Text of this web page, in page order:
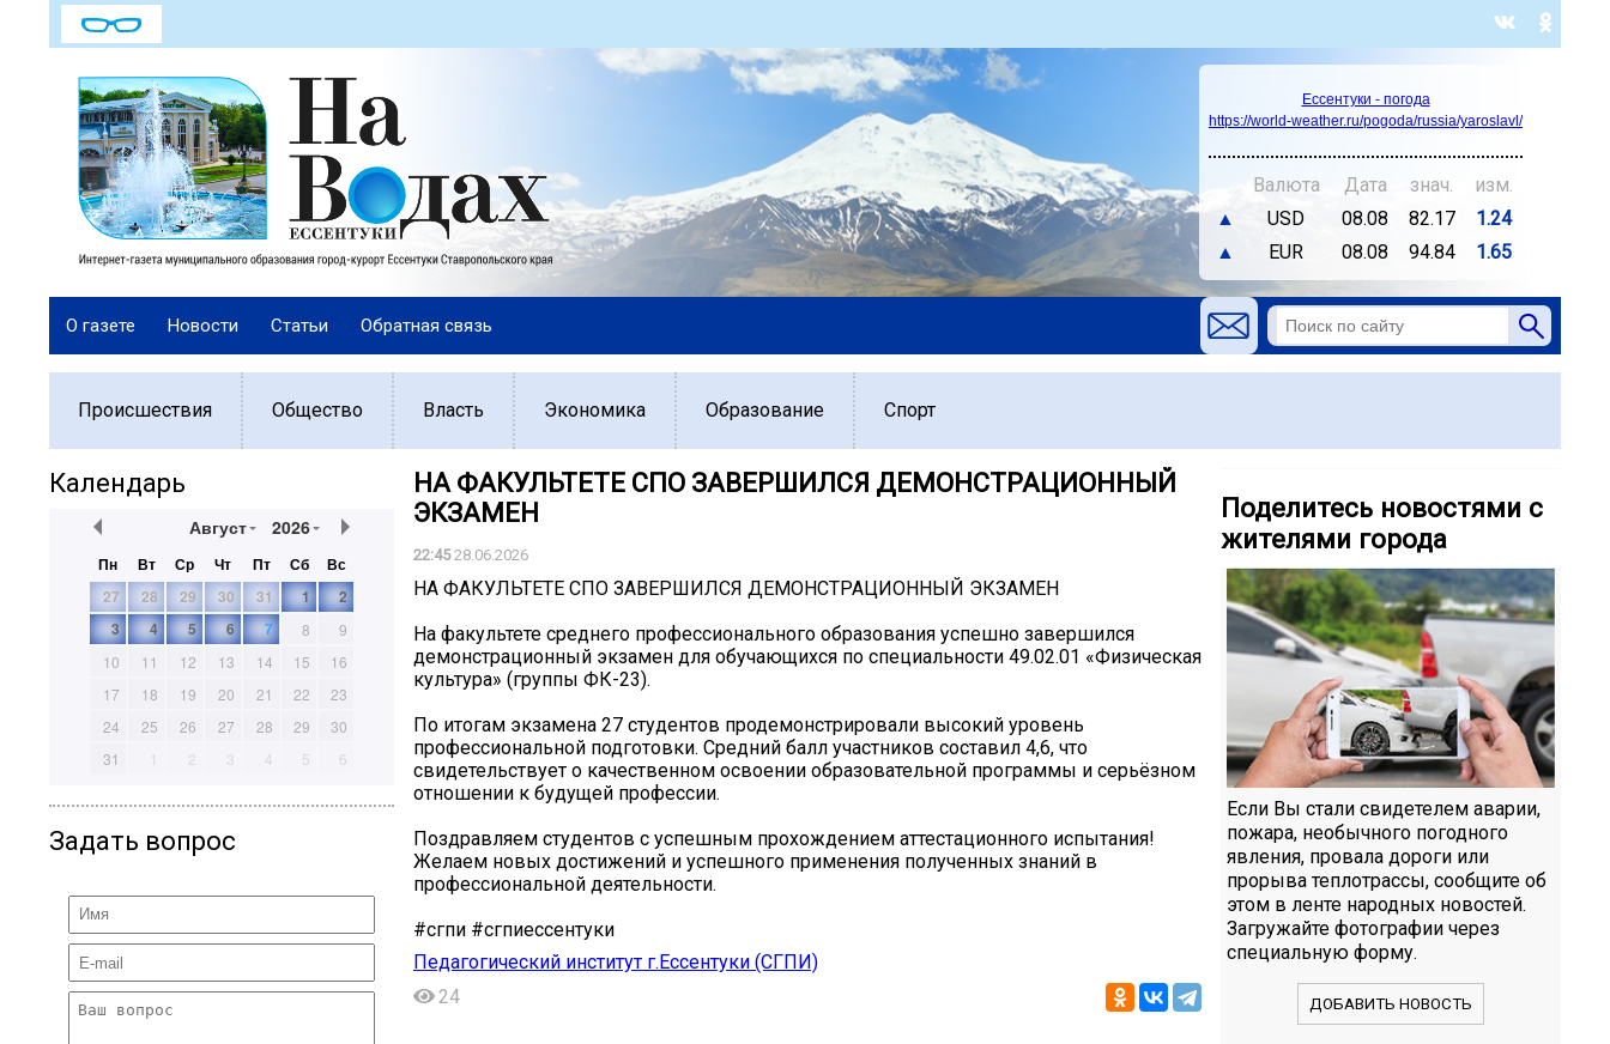
Ессентуки - погода
https://world-weather.ru/pogoda/russia/yaroslavl/
Валюта Дата знач.
изм.
▲
USD 08.08 82.17
1.24
▲
EUR 08.08 94.84 1.65
О газете Новости Статьи Обратная связь
Происшествия Общество Власть Экономика Образование Спорт
Календарь
Август 2026
Пн Вт Ср Чт Пт Сб
Вс
27
28 29 30 31 1
2
3
4 5 6 7 8
9
10
11 12 13 14 15
16
17
18 19 20 21 22
23
24
25 26 27 28 29
30
31
1 2 3 4 5 6
Задать вопрос
НА ФАКУЛЬТЕТЕ СПО ЗАВЕРШИЛСЯ ДЕМОНСТРАЦИОННЫЙ
ЭКЗАМЕН
22:4528.06.2026
НА ФАКУЛЬТЕТЕ СПО ЗАВЕРШИЛСЯ ДЕМОНСТРАЦИОННЫЙ ЭКЗАМЕН
На факультете среднего профессионального образования успешно завершился
демонстрационный экзамен для обучающихся по специальности 49.02.01 «Физическая
культура» (группы ФК-23).
По итогам экзамена 27 студентов продемонстрировали высокий уровень
профессиональной подготовки. Средний балл участников составил 4,6, что
свидетельствует о качественном освоении образовательной программы и серьёзном
отношении к будущей профессии.
Поздравляем студентов с успешным прохождением аттестационного испытания!
Желаем новых достижений и успешного применения полученных знаний в
профессиональной деятельности.
#сгпи #сгпиессентуки
Педагогический институт г.Ессентуки (СГПИ)
24
Поделитесь новостями с
жителями города
Если Вы стали свидетелем аварии,
пожара, необычного погодного
явления, провала дороги или
прорыва теплотрассы, сообщите об
этом в ленте народных новостей.
Загружайте фотографии через
специальную форму.
ДОБАВИТЬ НОВОСТЬ